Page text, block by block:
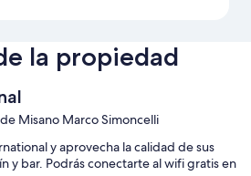
la propiedad
Misano Marco Simoncelli
y aprovecha la calidad de sus
y bar. Podrás conectarte al wifi gratis en